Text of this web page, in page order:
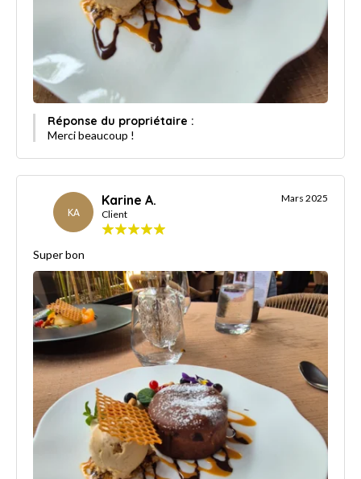
Réponse du propriétaire :
Merci beaucoup !
KA
Karine A.
Client
Mars 2025
Super bon